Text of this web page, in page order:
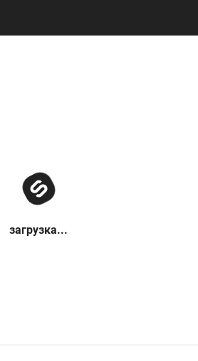
загрузка...